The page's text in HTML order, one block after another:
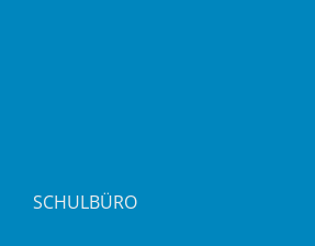
SCHULBÜRO